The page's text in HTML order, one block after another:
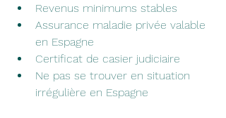
Revenus minimums stables
Assurance maladie privée valable
en Espagne
Certificat de casier judiciaire
Ne pas se trouver en situation
irrégulière en Espagne